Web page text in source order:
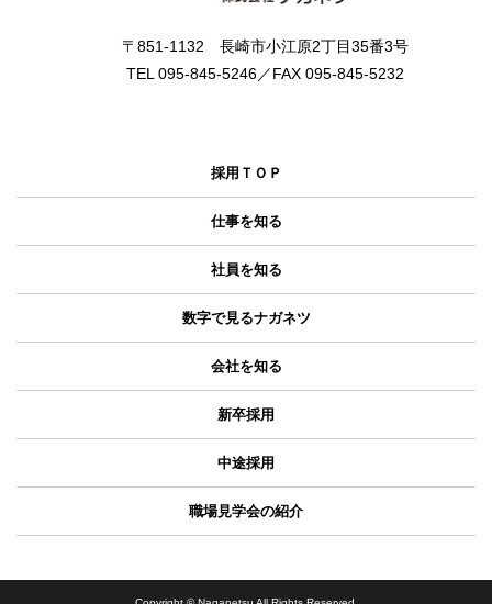
〒851-1132 長崎市小江原2丁目35番3号
TEL 095-845-5246／FAX 095-845-5232
採用ＴＯＰ
仕事を知る
社員を知る
数字で見るナガネツ
会社を知る
新卒採用
中途採用
職場見学会の紹介